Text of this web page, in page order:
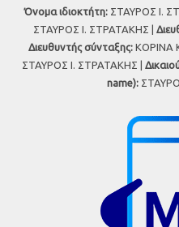
Όνομα ιδιοκτήτη: ΣΤΑΥΡΟΣ Ι.
ΣΤΑΥΡΟΣ Ι. ΣΤΡΑΤΑΚΗΣ |
Διευθυντής σύνταξης:ΚΟΡΙΝΑ
ΣΤΑΥΡΟΣ Ι. ΣΤΡΑΤΑΚΗΣ |
name):